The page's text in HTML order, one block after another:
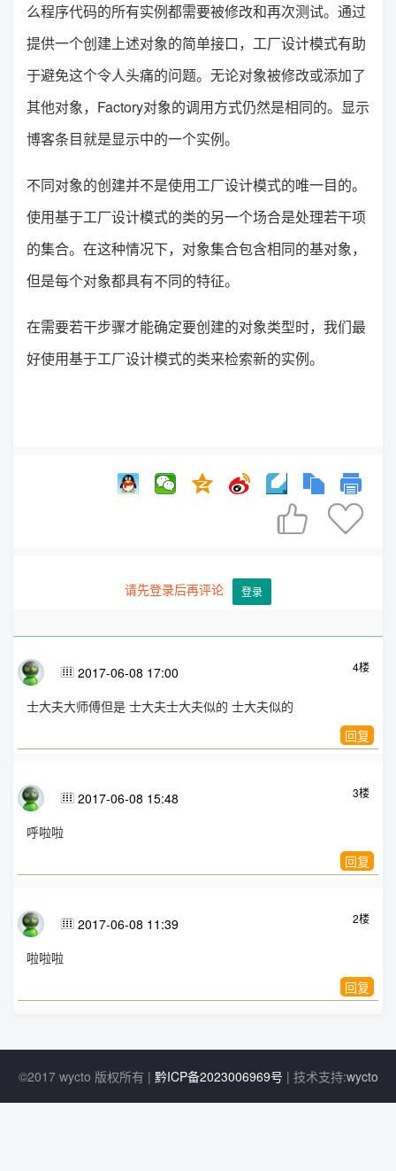
么程序代码的所有实例都需要被修改和再次测试。通过
提供一个创建上述对象的简单接口，工厂设计模式有助
于避免这个令人头痛的问题。无论对象被修改或添加了
其他对象，Factory对象的调用方式仍然是相同的。显示
博客条目就是显示中的一个实例。
不同对象的创建并不是使用工厂设计模式的唯一目的。
使用基于工厂设计模式的类的另一个场合是处理若干项
的集合。在这种情况下，对象集合包含相同的基对象，
但是每个对象都具有不同的特征。
在需要若干步骤才能确定要创建的对象类型时，我们最
好使用基于工厂设计模式的类来检索新的实例。
 
请先登录后再评论 登录
 2017-06-08 17:00 4楼
士大夫大师傅但是 士大夫士大夫似的 士大夫似的
回复
 2017-06-08 15:48 3楼
呼啦啦
回复
 2017-06-08 11:39 2楼
啦啦啦
回复
©2017 wycto 版权所有 | 黔ICP备2023006969号 | 技术支持:wycto